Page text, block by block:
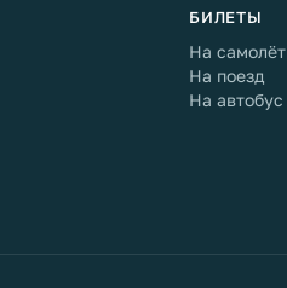
БИЛЕТЫ
На самолёт
На поезд
На автобус